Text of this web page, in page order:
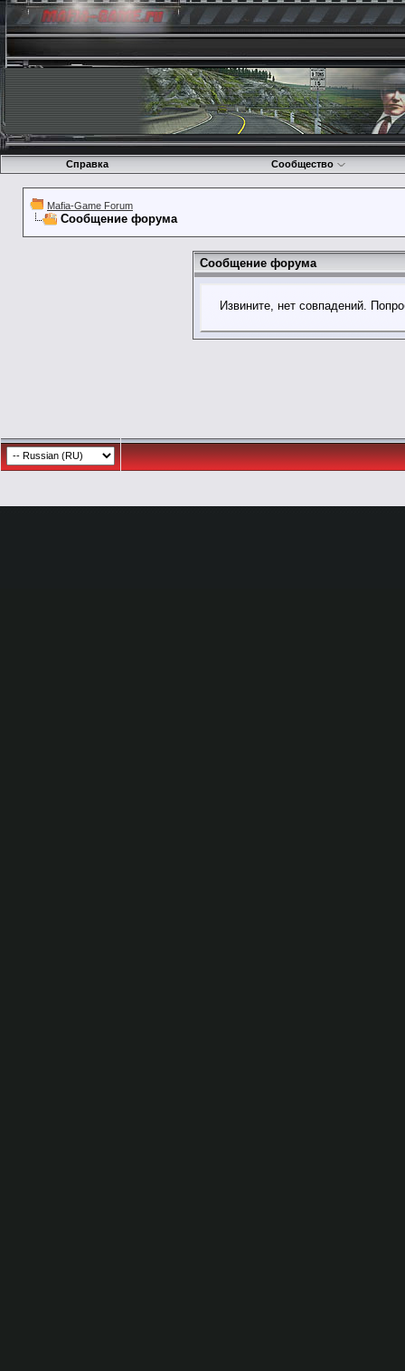
Справка Сообщество
Mafia-Game Forum
Сообщение форума
Сообщение форума
Извините, нет совпадений.